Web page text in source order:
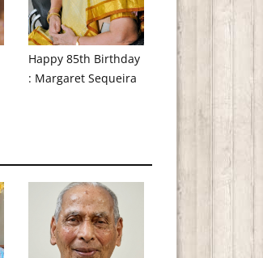
Happy 85th Birthday
: Margaret Sequeira